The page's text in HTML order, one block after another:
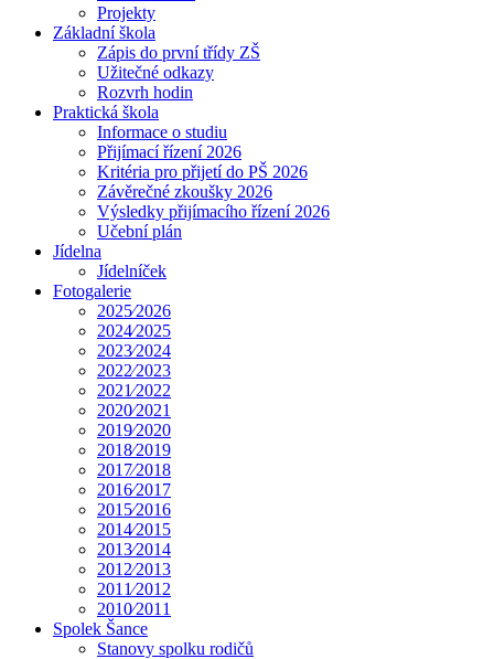
Projekty
Základní škola
Zápis do první třídy ZŠ
Užitečné odkazy
Rozvrh hodin
Praktická škola
Informace o studiu
Přijímací řízení 2026
Kritéria pro přijetí do PŠ 2026
Závěrečné zkoušky 2026
Výsledky přijímacího řízení 2026
Učební plán
Jídelna
Jídelníček
Fotogalerie
2025⁄2026
2024⁄2025
2023⁄2024
2022⁄2023
2021⁄2022
2020⁄2021
2019⁄2020
2018⁄2019
2017⁄2018
2016⁄2017
2015⁄2016
2014⁄2015
2013⁄2014
2012⁄2013
2011⁄2012
2010⁄2011
Spolek Šance
Stanovy spolku rodičů